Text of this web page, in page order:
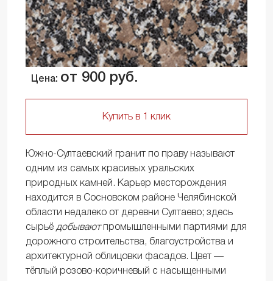
Цена: от 900 руб.
Купить в 1 клик
Южно-Султаевский гранит по праву называют
одним из самых красивых уральских
природных камней. Карьер месторождения
находится в Сосновском районе Челябинской
области недалеко от деревни Султаево; здесь
сырьё добываютпромышленными партиями для
дорожного строительства, благоустройства и
архитектурной облицовки фасадов. Цвет —
тёплый розово-коричневый с насыщенными